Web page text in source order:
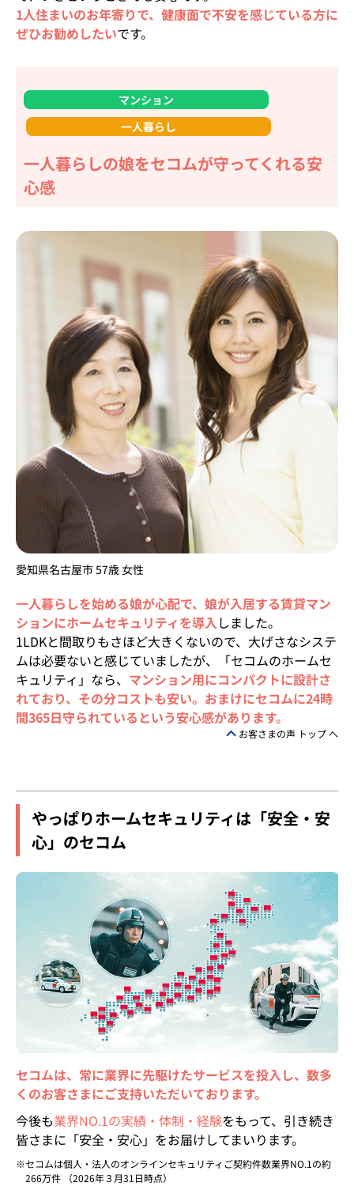
1人住まいのお年寄りで、健康面で不安を感じている方に
ぜひお勧めしたいです。
マンション
一人暮らし
一人暮らしの娘をセコムが守ってくれる安
心感
愛知県名古屋市 57歳 女性
一人暮らしを始める娘が心配で、娘が入居する賃貸マン
ションにホームセキュリティを導入しました。
1LDKと間取りもさほど大きくないので、大げさなシステ
ムは必要ないと感じていましたが、「セコムのホームセ
キュリティ」なら、 マンション用にコンパクトに設計さ
れており、その分コストも安い。おまけにセコムに24時
間365日守られているという安心感があります。
お客さまの声 トップ へ
やっぱりホームセキュリティは「安全・安
心」のセコム
セコムは、常に業界に先駆けたサービスを投入し、数多
くのお客さまにご支持いただいております。
今後も業界NO.1の実績・体制・経験をもって、引き続き
皆さまに「安全・安心」をお届けしてまいります。
セコムは個人・法人のオンラインセキュリティご契約件数業界NO.1の約
266万件 （2026年３月31日時点）